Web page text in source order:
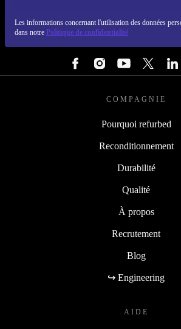
Les informations concernant l'utilisation des données
dans notre Politique de confidentialité
COMPAGNIE
Pourquoi refurbed
Reconditionnement
Durabilité
Qualité
À propos
Recrutement
Blog
↪ Engineering
AIDE